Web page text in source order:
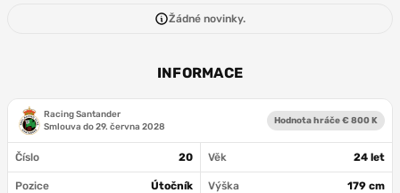
Žádné novinky.
INFORMACE
Racing Santander
Smlouva do29. června 2028
Hodnota hráče € 800 K
Číslo 20 Věk 24 let
Pozice Útočník Výška 179 cm